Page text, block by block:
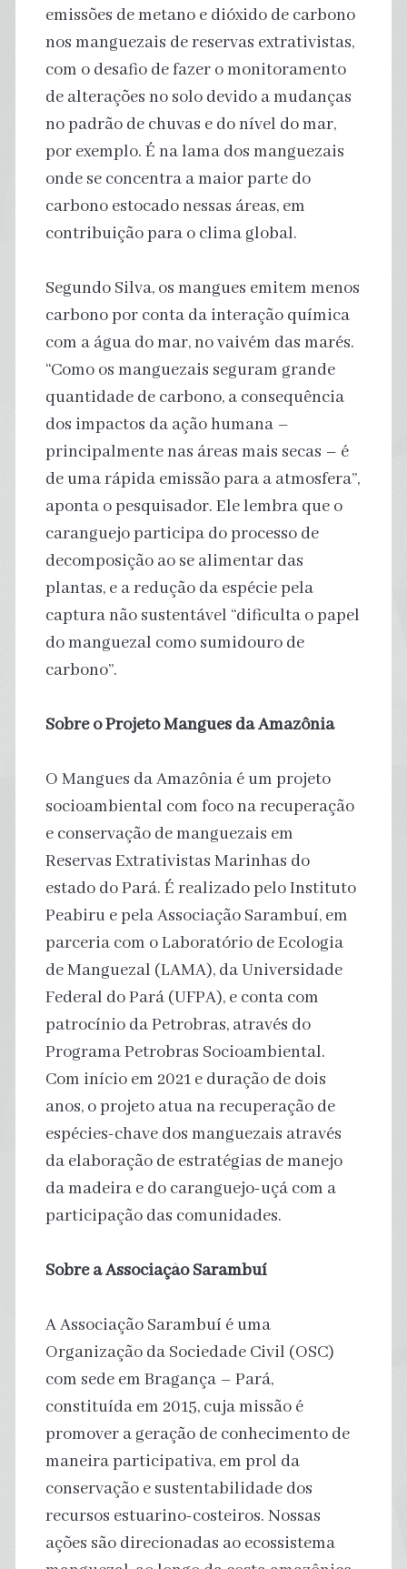
emissões de metano e dióxido de carbono
nos manguezais de reservas extrativistas,
com o desafio de fazer o monitoramento
de alterações no solo devido a mudanças
no padrão de chuvas e do nível do mar,
por exemplo. É na lama dos manguezais
onde se concentra a maior parte do
carbono estocado nessas áreas, em
contribuição para o clima global.
Segundo Silva, os mangues emitem menos
carbono por conta da interação química
com a água do mar, no vaivém das marés.
“Como os manguezais seguram grande
quantidade de carbono, a consequência
dos impactos da ação humana –
principalmente nas áreas mais secas – é
de uma rápida emissão para a atmosfera”,
aponta o pesquisador. Ele lembra que o
caranguejo participa do processo de
decomposição ao se alimentar das
plantas, e a redução da espécie pela
captura não sustentável “dificulta o papel
do manguezal como sumidouro de
carbono”.
Sobre o Projeto Mangues da Amazônia
O Mangues da Amazônia é um projeto
socioambiental com foco na recuperação
e conservação de manguezais em
Reservas Extrativistas Marinhas do
estado do Pará. É realizado pelo Instituto
Peabiru e pela Associação Sarambuí, em
parceria com o Laboratório de Ecologia
de Manguezal (LAMA), da Universidade
Federal do Pará (UFPA), e conta com
patrocínio da Petrobras, através do
Programa Petrobras Socioambiental.
Com início em 2021 e duração de dois
anos, o projeto atua na recuperação de
espécies-chave dos manguezais através
da elaboração de estratégias de manejo
da madeira e do caranguejo-uçá com a
participação das comunidades.
Sobre a Associação Sarambuí
A Associação Sarambuí é uma
Organização da Sociedade Civil (OSC)
com sede em Bragança – Pará,
constituída em 2015, cuja missão é
promover a geração de conhecimento de
maneira participativa, em prol da
conservação e sustentabilidade dos
recursos estuarino-costeiros. Nossas
ações são direcionadas ao ecossistema